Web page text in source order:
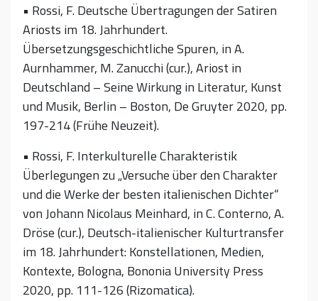
• Rossi, F. Deutsche Übertragungen der Satiren
Ariosts im 18. Jahrhundert.
Übersetzungsgeschichtliche Spuren, in A.
Aurnhammer, M. Zanucchi (cur.), Ariost in
Deutschland – Seine Wirkung in Literatur, Kunst
und Musik, Berlin – Boston, De Gruyter 2020, pp.
197-214 (Frühe Neuzeit).
• Rossi, F. Interkulturelle Charakteristik
Überlegungen zu „Versuche über den Charakter
und die Werke der besten italienischen Dichter“
von Johann Nicolaus Meinhard, in C. Conterno, A.
Dröse (cur.), Deutsch-italienischer Kulturtransfer
im 18. Jahrhundert: Konstellationen, Medien,
Kontexte, Bologna, Bononia University Press
2020, pp. 111-126 (Rizomatica).